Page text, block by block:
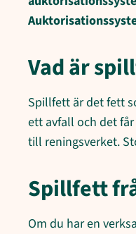
Vad är
Spillfett är det fett
ett avfall och det
till reningsverket.
Spillfett
Om du har en